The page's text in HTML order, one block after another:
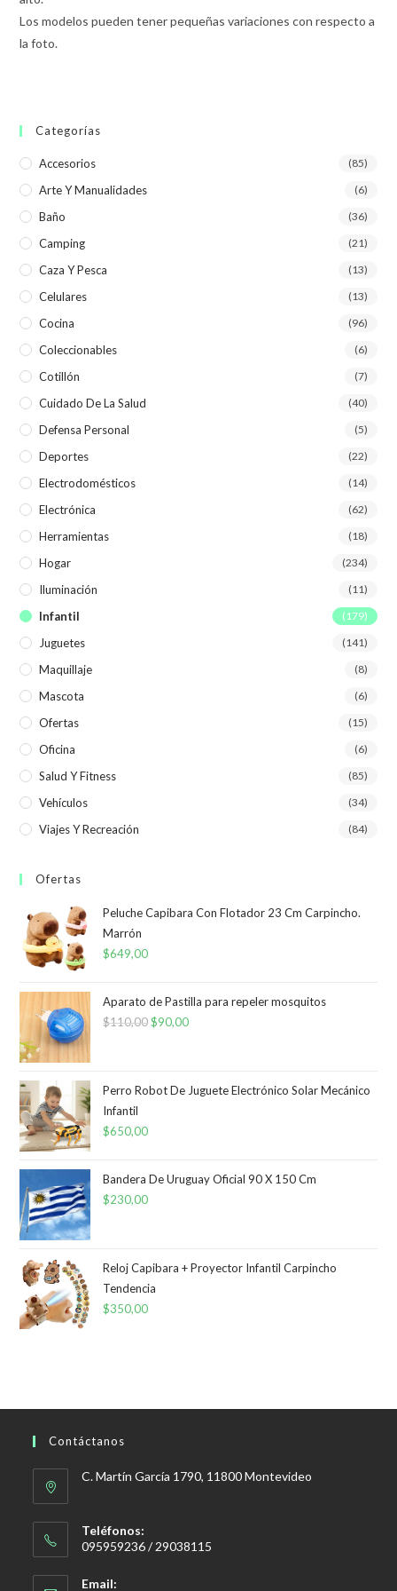
Los modelos pueden tener pequeñas variaciones con respecto a
la foto.
Categorías
Accesorios (85)
Arte Y Manualidades (6)
Baño (36)
Camping (21)
Caza Y Pesca (13)
Celulares (13)
Cocina (96)
Coleccionables (6)
Cotillón (7)
Cuidado De La Salud (40)
Defensa Personal (5)
Deportes (22)
Electrodomésticos (14)
Electrónica (62)
Herramientas (18)
Hogar (234)
Iluminación (11)
Infantil (179)
Juguetes (141)
Maquillaje (8)
Mascota (6)
Ofertas (15)
Oficina (6)
Salud Y Fitness (85)
Vehículos (34)
Viajes Y Recreación (84)
Ofertas
Peluche Capibara Con Flotador 23 Cm Carpincho.
Marrón
$649,00
Aparato de Pastilla para repeler mosquitos
$110,00El
era:
$90,00El
es:
Perro Robot De Juguete Electrónico Solar Mecánico
Infantil
$650,00
Bandera De Uruguay Oficial 90 X 150 Cm
$230,00
Reloj Capibara + Proyector Infantil Carpincho
Tendencia
$350,00
Contáctanos
C. Martín García 1790, 11800 Montevideo
Teléfonos:
095959236 / 29038115
Email: